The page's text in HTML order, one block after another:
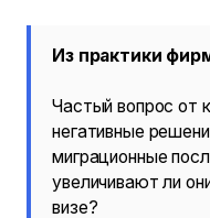
Из практики
Частый вопрос от
негативные
миграционные
увеличивают ли
визе?